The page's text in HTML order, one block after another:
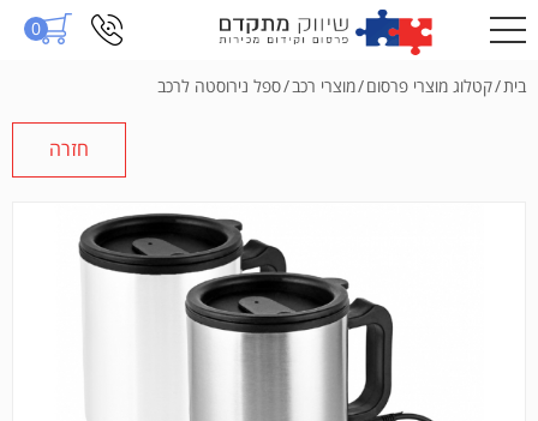
0
בית/קטלוג מוצרי פרסום/מוצרי רכב/ספל נירוסטה לרכב
חזרה